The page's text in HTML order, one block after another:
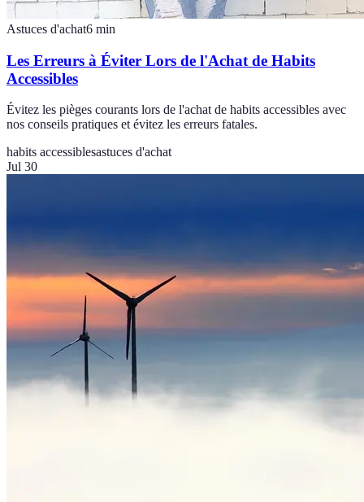
Astuces d'achat6 min
Les Erreurs à Éviter Lors de l'Achat de Habits
Accessibles
Évitez les pièges courants lors de l'achat de habits accessibles avec
nos conseils pratiques et évitez les erreurs fatales.
habits accessiblesastuces d'achat
Jul 30